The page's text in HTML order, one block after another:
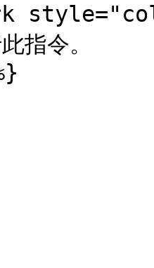
指令。